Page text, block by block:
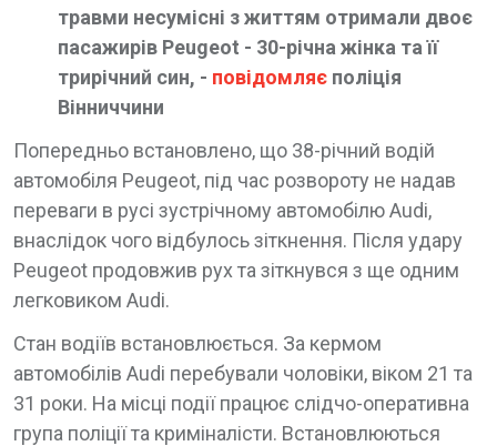
травми несумісні з життям отримали двоє
пасажирів Peugeot - 30-річна жінка та її
трирічний син, - повідомляє поліція
Вінниччини
Попередньо встановлено, що 38-річний водій
автомобіля Peugeot, під час розвороту не надав
переваги в русі зустрічному автомобілю Audi,
внаслідок чого відбулось зіткнення. Після удару
Peugeot продовжив рух та зіткнувся з ще одним
легковиком Audi.
Стан водіїв встановлюється. За кермом
автомобілів Audi перебували чоловіки, віком 21 та
31 роки. На місці події працює слідчо-оперативна
група поліції та криміналісти. Встановлюються